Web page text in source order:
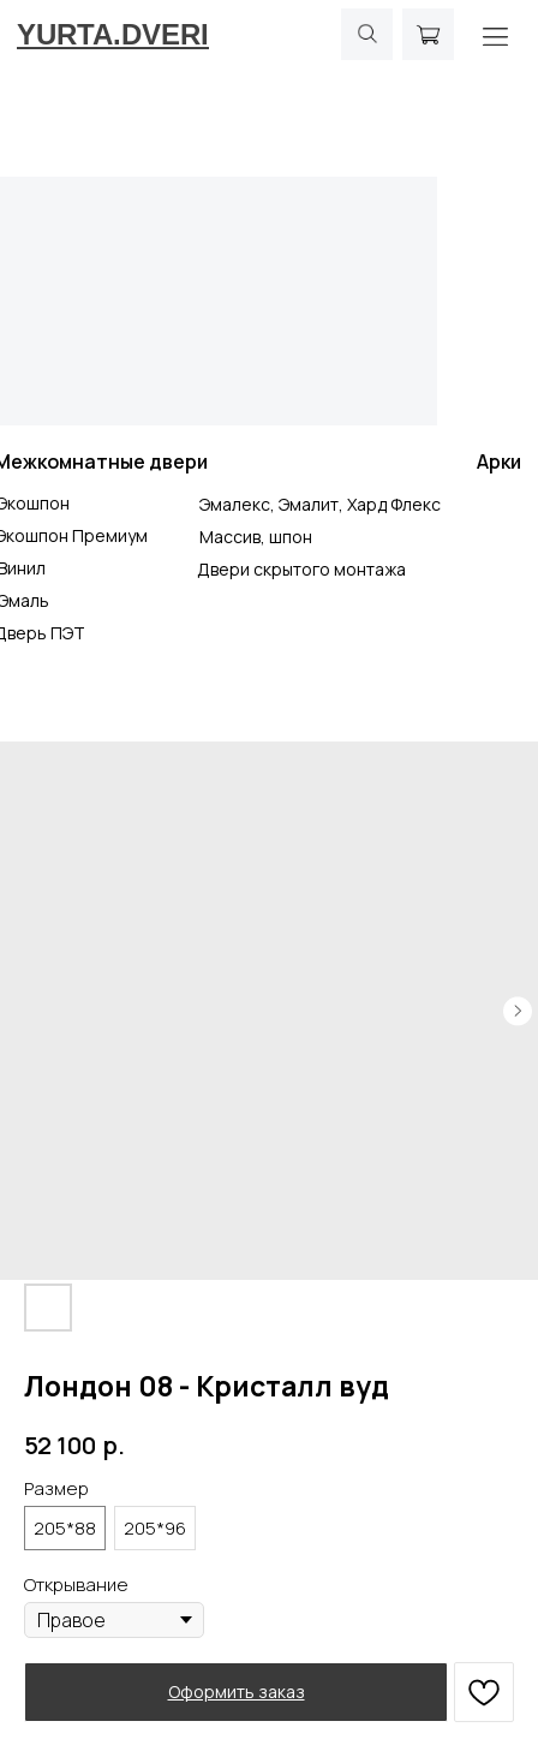
YURTA.DVERI
ПЭТ
Премиум
Двери скрытого монтажа
Массив, шпон
Эмалекс, Эмалит, Хард Флекс
Арки
двери
Лондон 08 - Кристалл вуд
52 100 р.
Размер
205*88
205*96
Открывание
Оформить заказ